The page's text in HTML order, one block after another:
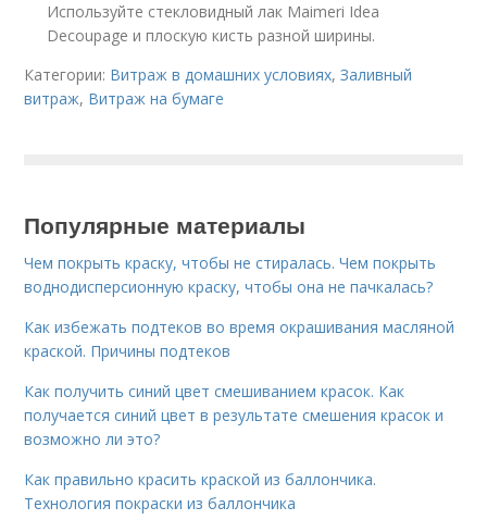
Используйте стекловидный лак Maimeri Idea
Decoupage и плоскую кисть разной ширины.
Категории: Витраж в домашних условиях,Заливный
витраж, Витраж на бумаге
Популярные материалы
Чем покрыть краску, чтобы не стиралась. Чем покрыть
воднодисперсионную краску, чтобы она не пачкалась?
Как избежать подтеков во время окрашивания масляной
краской. Причины подтеков
Как получить синий цвет смешиванием красок. Как
получается синий цвет в результате смешения красок и
возможно ли это?
Как правильно красить краской из баллончика.
Технология покраски из баллончика